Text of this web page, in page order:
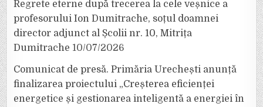
Regrete eterne după trecerea la cele veșnice a
profesorului Ion Dumitrache, soțul doamnei
director adjunct al Școlii nr. 10, Mitrița
Dumitrache 10/07/2026
Comunicat de presă. Primăria Urechești anunță
finalizarea proiectului „Creșterea eficienței
energetice și gestionarea inteligentă a energiei în